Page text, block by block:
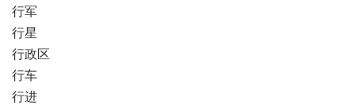
行军
行星
行政区
行车
行进